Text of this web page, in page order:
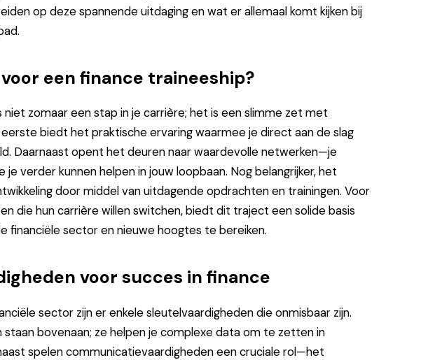
op deze spannende uitdaging en wat er allemaal komt kijken bij
een finance traineeship?
niet zomaar een stap in je carrière; het is een slimme zet met
biedt het praktische ervaring waarmee je direct aan de slag
Daarnaast opent het deuren naar waardevolle netwerken—je
verder kunnen helpen in jouw loopbaan. Nog belangrijker, het
door middel van uitdagende opdrachten en trainingen. Voor
die hun carrière willen switchen, biedt dit traject een solide basis
financiële sector en nieuwe hoogtes te bereiken.
voor succes in finance
sector zijn er enkele sleutelvaardigheden die onmisbaar zijn.
staan bovenaan; ze helpen je complexe data om te zetten in
spelen communicatievaardigheden een cruciale rol—het